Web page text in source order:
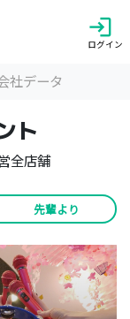
login
ログイン
社データ
ト
全店舗
先輩より